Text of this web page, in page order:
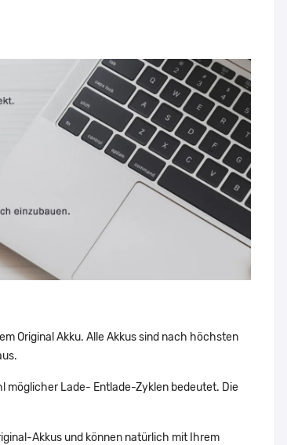
Original Akku. Alle Akkus sind nach höchsten
möglicher Lade- Entlade-Zyklen bedeutet. Die
Akkus und können natürlich mit Ihrem